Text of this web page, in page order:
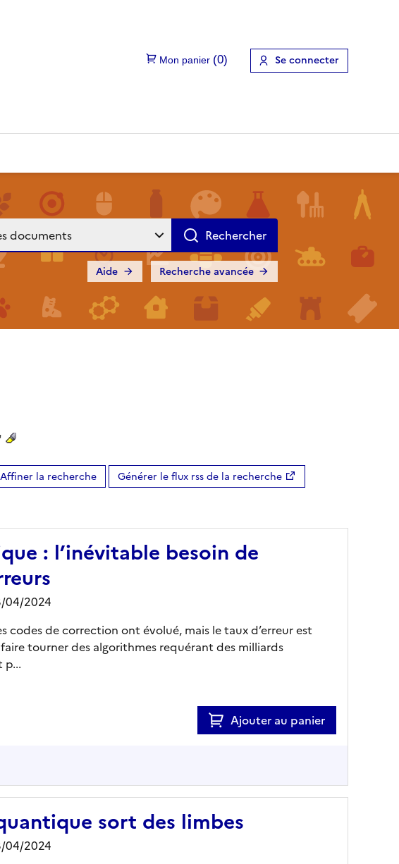
Se connecter
Recherche avancée
Aide
Affiner la recherche
Générer le flux rss de la recherche
: l’inévitable besoin de
04/2024
codes de correction ont évolué, mais le taux d’erreur est
tourner des algorithmes requérant des milliards
p...
Ajouter au panier
sort des limbes
04/2024